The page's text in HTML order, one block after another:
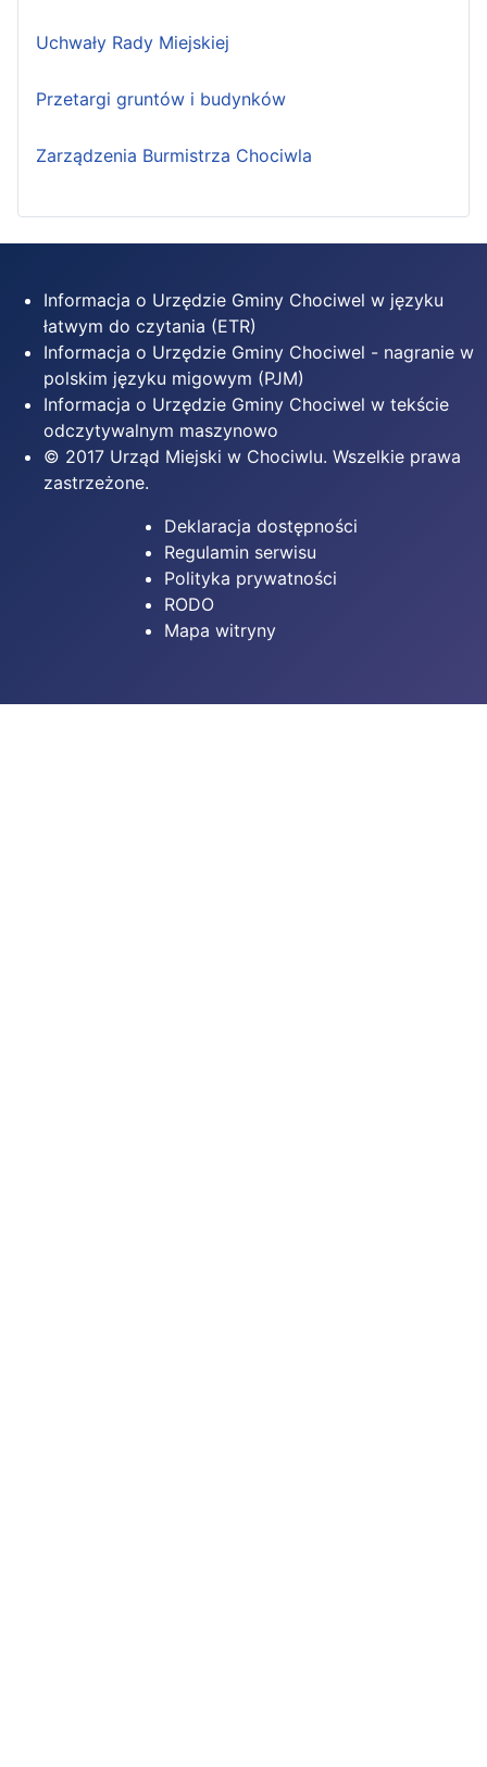
Uchwały Rady Miejskiej
Przetargi gruntów i budynków
Zarządzenia Burmistrza Chociwla
Informacja o Urzędzie Gminy Chociwel w języku
łatwym do czytania (ETR)
Informacja o Urzędzie Gminy Chociwel - nagranie w
polskim języku migowym (PJM)
Informacja o Urzędzie Gminy Chociwel w tekście
odczytywalnym maszynowo
© 2017 Urząd Miejski w Chociwlu. Wszelkie prawa
zastrzeżone.
Deklaracja dostępności
Regulamin serwisu
Polityka prywatności
RODO
Mapa witryny